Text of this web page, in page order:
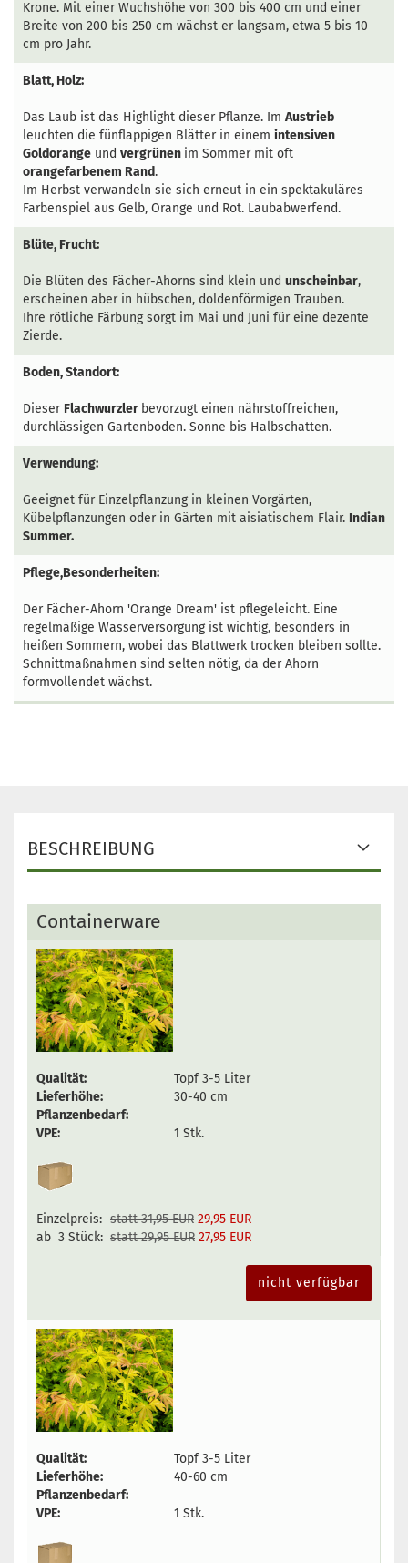
Krone. Mit einer Wuchshöhe von 300 bis 400 cm und einer
Breite von 200 bis 250 cm wächst er langsam, etwa 5 bis 10
cm pro Jahr.
Blatt, Holz:
Das Laub ist das Highlight dieser Pflanze. Im Austrieb
leuchten die fünflappigen Blätter in einem intensiven
Goldorange und vergrünen im Sommer mit oft
orangefarbenem Rand.
Im Herbst verwandeln sie sich erneut in ein spektakuläres
Farbenspiel aus Gelb, Orange und Rot. Laubabwerfend.
Blüte, Frucht:
Die Blüten des Fächer-Ahorns sind klein und unscheinbar,
erscheinen aber in hübschen, doldenförmigen Trauben.
Ihre rötliche Färbung sorgt im Mai und Juni für eine dezente
Zierde.
Boden, Standort:
Dieser Flachwurzler bevorzugt einen nährstoffreichen,
durchlässigen Gartenboden. Sonne bis Halbschatten.
Verwendung:
Geeignet für Einzelpflanzung in kleinen Vorgärten,
Kübelpflanzungen oder in Gärten mit aisiatischem Flair. Indian
Summer.
Pflege,Besonderheiten:
Der Fächer-Ahorn 'Orange Dream' ist pflegeleicht. Eine
regelmäßige Wasserversorgung ist wichtig, besonders in
heißen Sommern, wobei das Blattwerk trocken bleiben sollte.
Schnittmaßnahmen sind selten nötig, da der Ahorn
formvollendet wächst.
BESCHREIBUNG
Containerware
Qualität:
Topf 3-5 Liter
Lieferhöhe:
30-40 cm
Pflanzenbedarf:
VPE:
1 Stk.
Einzelpreis: statt 31,95 EUR 29,95 EUR
ab 3 Stück: statt 29,95 EUR 27,95 EUR
nicht verfügbar
Qualität:
Topf 3-5 Liter
Lieferhöhe:
40-60 cm
Pflanzenbedarf:
VPE:
1 Stk.